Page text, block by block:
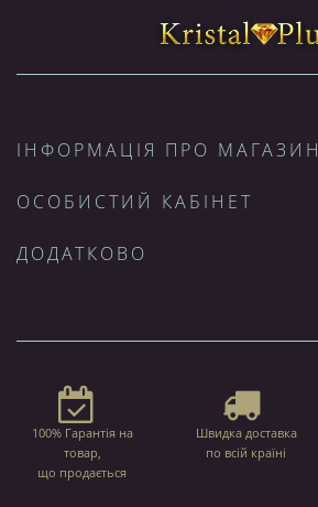
ІНФОРМАЦІЯ ПРО МАГАЗИН
ОСОБИСТИЙ КАБІНЕТ
ДОДАТКОВО
100% Гарантія на
товар,
що продається
Швидка доставка
по всій країні